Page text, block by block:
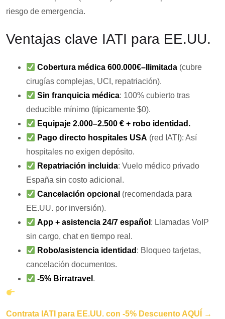
riesgo de emergencia.
Ventajas clave IATI para EE.UU.
Cobertura médica 600.000€–Ilimitada (cubre
cirugías complejas, UCI, repatriación).
Sin franquicia médica: 100% cubierto tras
deducible mínimo (típicamente $0).
Equipaje 2.000–2.500 € + robo identidad.
Pago directo hospitales USA (red IATI): Así
hospitales no exigen depósito.
Repatriación incluida: Vuelo médico privado
España sin costo adicional.
Cancelación opcional (recomendada para
EE.UU. por inversión).
App + asistencia 24/7 español : Llamadas VoIP
sin cargo, chat en tiempo real.
Robo/asistencia identidad : Bloqueo tarjetas,
cancelación documentos.
-5% Birratravel .
Contrata IATI para EE.UU. con -5% Descuento AQUÍ →